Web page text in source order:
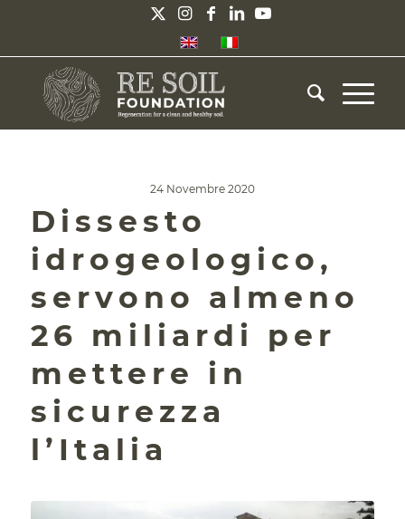
24 Novembre 2020
Dissesto
idrogeologico,
servono almeno
26 miliardi per
mettere in
sicurezza
l’Italia